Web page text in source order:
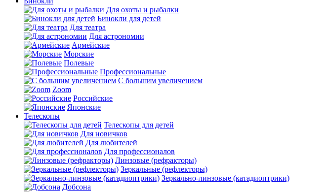
Для охоты и рыбалки
Бинокли для детей
Для театра
Для астрономии
Армейские
Морские
Полевые
Профессиональные
С большим увеличением
Zoom
Российские
Японские
Телескопы
Телескопы для детей
Для новичков
Для любителей
Для профессионалов
Линзовые (рефракторы)
Зеркальные (рефлекторы)
Зеркально-линзовые (катадиоптрики)
Добсона